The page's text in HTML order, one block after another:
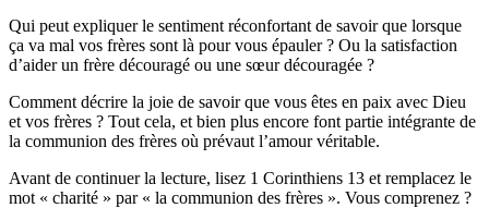
Qui peut expliquer le sentiment réconfortant de savoir que lorsque
ça va mal vos frères sont là pour vous épauler ? Ou la satisfaction
d’aider un frère découragé ou une sœur découragée ?
Comment décrire la joie de savoir que vous êtes en paix avec Dieu
et vos frères ? Tout cela, et bien plus encore font partie intégrante de
la communion des frères où prévaut l’amour véritable.
Avant de continuer la lecture, lisez 1 Corinthiens 13 et remplacez le
mot « charité » par « la communion des frères ». Vous comprenez ?